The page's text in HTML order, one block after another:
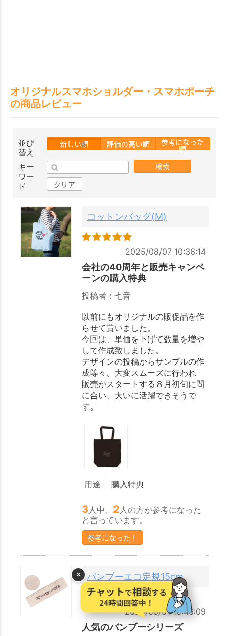
オリジナルスマホショルダー・スマホポーチ
の商品レビュー
並び
替え
新しい順 評価の高い順 参考になった
順
キー
ワー
ド
検索
クリア
コットンバッグ(M)
2025/08/07 10:36:14
会社の40周年と販売キャンペ
ーンの購入特典
投稿者：七音
以前にもオリジナルの販促品を作
らせて貰いました。
今回は、単価を下げて数量を増や
して作成致しました。
デザインの投稿からサンプルの作
成等々、大変スムーズに行われ
販売がスタートする８月初旬に間
に合い、大いに活躍できそうで
す。
用途 購入特典
3 人中、 2 人の方が参考になった
と言っています。
参考になった！
バンブーエコ定規15cm
2025/08/01 10:46:09
人気のバンブーシリーズ
×